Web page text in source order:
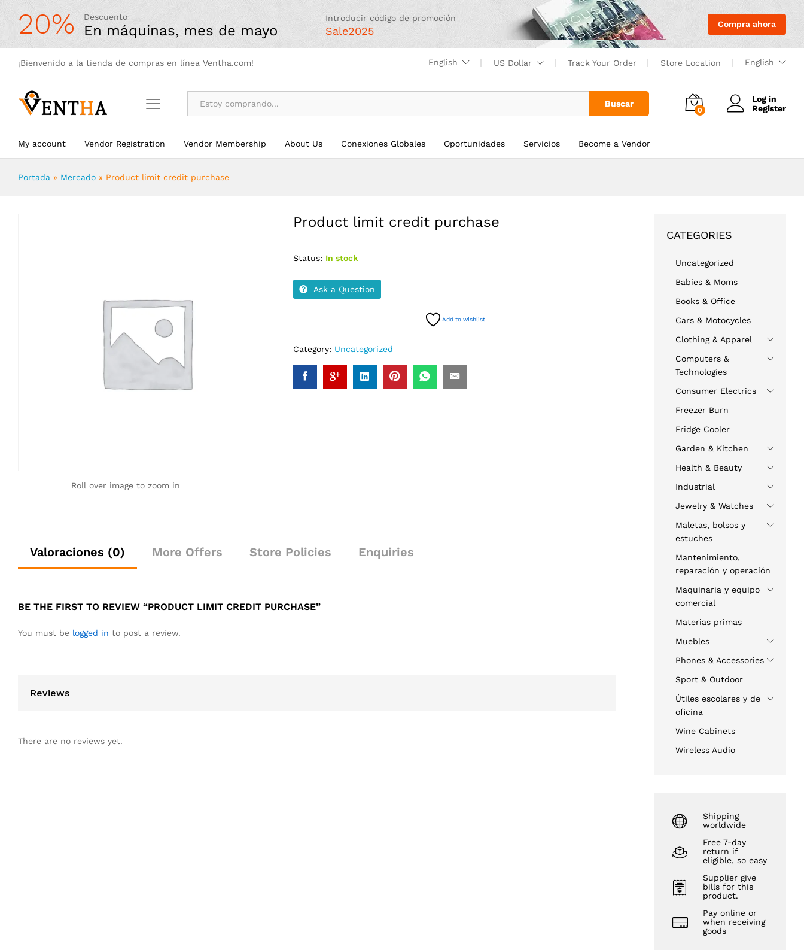
20% Descuento
En máquinas, mes de mayo
Introducir código de promoción
Sale2025
Compra ahora
¡Bienvenido a la tienda de compras en línea Ventha.com! English US Dollar Track Your Order Store Location English
Buscar
0
Log in
Register
My account Vendor Registration Vendor Membership About Us Conexiones Globales Oportunidades Servicios Become a Vendor
Portada » Mercado » Product limit credit purchase
Roll over image to zoom in
Product limit credit purchase
Status: In stock
Ask a Question
Add to wishlist
Category: Uncategorized
Valoraciones (0) More Offers Store Policies Enquiries
BE THE FIRST TO REVIEW “PRODUCT LIMIT CREDIT PURCHASE”
You must be logged in to post a review.
Reviews
There are no reviews yet.
CATEGORIES
Uncategorized
Babies & Moms
Books & Office
Cars & Motocycles
Clothing & Apparel
Computers &
Technologies
Consumer Electrics
Freezer Burn
Fridge Cooler
Garden & Kitchen
Health & Beauty
Industrial
Jewelry & Watches
Maletas, bolsos y
estuches
Mantenimiento,
reparación y operación
Maquinaria y equipo
comercial
Materias primas
Muebles
Phones & Accessories
Sport & Outdoor
Útiles escolares y de
oficina
Wine Cabinets
Wireless Audio
Shipping
worldwide
Free 7-day
return if
eligible, so easy
Supplier give
bills for this
product.
Pay online or
when receiving
goods
Valoraciones (0) Store Policies
Añadir al carrito